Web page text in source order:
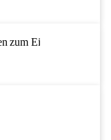
zum Ei